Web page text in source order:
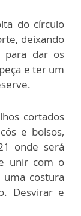
do círculo
deixando
para dar os
e ter um
cortados
e bolsos,
onde será
unir com o
costura
Desvirar e